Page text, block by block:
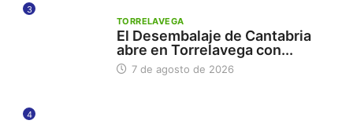
3
TORRELAVEGA
El Desembalaje de Cantabria
abre en Torrelavega con...
7 de agosto de 2026
4